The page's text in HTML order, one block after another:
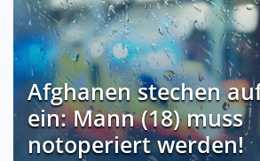
Afghanen stechen
ein: Mann (18) muss
notoperiert werden!